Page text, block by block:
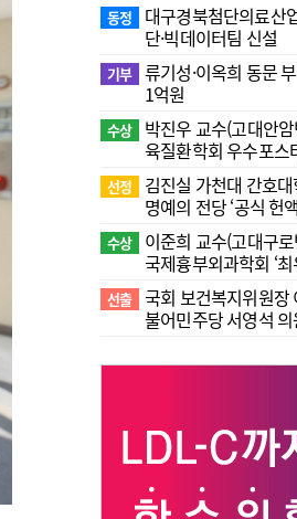
동정
대구경북첨단의료산
단·빅데이터팀 신설
기부 류기성·이옥희 동문
1억원
수상
박진우 교수(고대안
육질환학회 우수포스
선정
김진실 가천대 간호
명예의 전당 ‘공식 헌
수상
이준희 교수(고대구
국제흉부외과학회 ‘
선출 국회 보건복지위원장
불어민주당 서영석